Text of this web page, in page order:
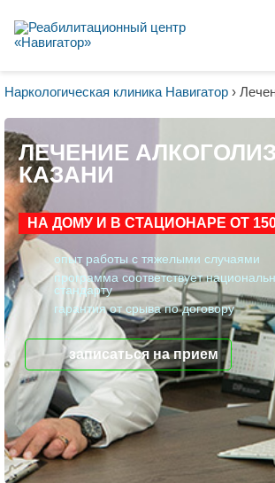
Наркологическая клиника Навигатор ›
ЛЕЧЕНИЕ
КАЗАНИ
НА ДОМУ И В СТАЦИОНАРЕ ОТ
опыт работы с тяжелыми случаями
программа соответствует
стандарту
гарантия от срыва по договору
записаться на прием